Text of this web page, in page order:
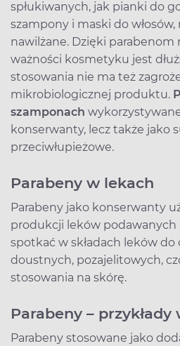
spłukiwanych, jak pianki do
szampony i maski do włosów,
nawilżane. Dzięki parabenom
ważności kosmetyku jest
stosowania nie ma też
mikrobiologicznej produktu.
szamponach
konserwanty, lecz także jako
przeciwłupieżowe.
Parabeny w lekach
Parabeny jako konserwanty
produkcji leków podawanych
spotkać w składach leków do
doustnych, pozajelitowych,
stosowania na skórę.
Parabeny – przykłady
Parabeny stosowane jako